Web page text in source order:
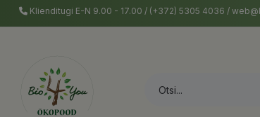
Klienditugi E-N 9.00 - 17.00 / (+372) 5305 4036 /